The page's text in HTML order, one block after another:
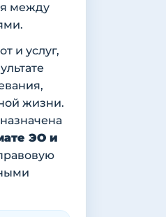
между
и услуг,
жизни.
ЭО и